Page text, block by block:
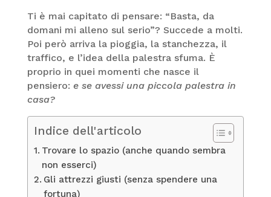
Ti è mai capitato di pensare: “Basta, da
domani mi alleno sul serio”? Succede a molti.
Poi però arriva la pioggia, la stanchezza, il
traffico, e l’idea della palestra sfuma. È
proprio in quei momenti che nasce il
pensiero: e se avessi una piccola palestra in
casa?
Indice dell'articolo
Trovare lo spazio (anche quando sembra
non esserci)
Gli attrezzi giusti (senza spendere una
fortuna)